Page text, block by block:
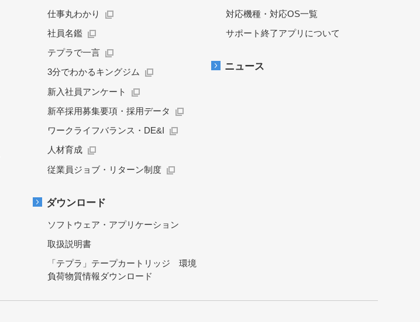
仕事丸わかり
社員名鑑
テプラで一言
3分でわかるキングジム
新入社員アンケート
新卒採用募集要項・採用データ
ワークライフバランス・DE&I
人材育成
従業員ジョブ・リターン制度
ダウンロード
ソフトウェア・アプリケーション
取扱説明書
「テプラ」テープカートリッジ 環境
負荷物質情報ダウンロード
対応機種・対応OS一覧
サポート終了アプリについて
ニュース